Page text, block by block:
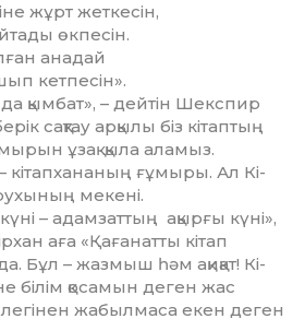
жұрт жеткесін,
өкпесін.
анадай
кетпесін».
да қымбат», – дей­тін Шекспир
сақ­тау арқылы біз кітаптың
ұзақ қыла аламыз.
кітапхана­ның ғұмыры. Ал Кі­
мекені.
– адамзат­тың ақырғы күні»,
аға «Қағанатты кітап
Бұл – жазмыш һәм ақиқат! Кі­
білім қосамын деген жас
легінен жабылмаса екен деген